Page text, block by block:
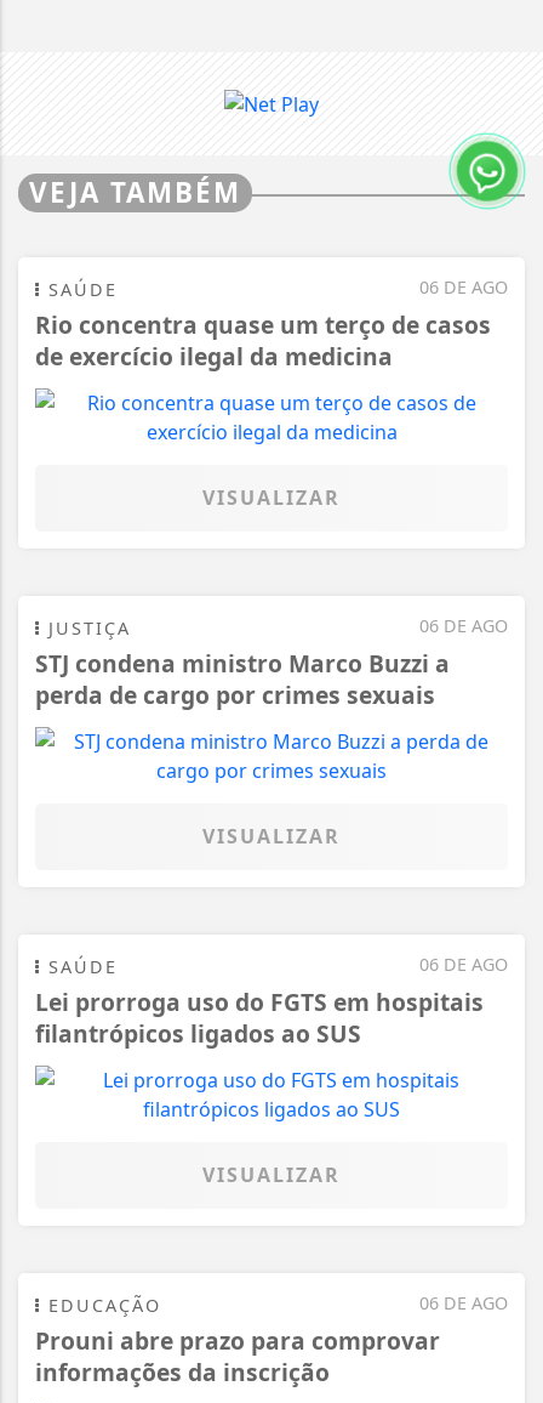
VEJA TAMBÉM
06 DE AGO
SAÚDE
Rio concentra quase um terço de casos
de exercício ilegal da medicina
VISUALIZAR
06 DE AGO
JUSTIÇA
STJ condena ministro Marco Buzzi a
perda de cargo por crimes sexuais
VISUALIZAR
06 DE AGO
SAÚDE
Lei prorroga uso do FGTS em hospitais
filantrópicos ligados ao SUS
VISUALIZAR
06 DE AGO
EDUCAÇÃO
Prouni abre prazo para comprovar
informações da inscrição